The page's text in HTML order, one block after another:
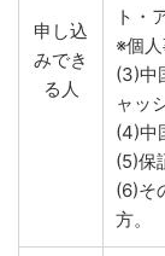
申し込
みでき
る人
ト・
※個
(3)中
ャッ
(4)中
(5)保
(6)そ
方。